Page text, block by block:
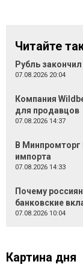
Читайте
Рубль
07.08.2026 20:04
Компания
для продавцов
07.08.2026 14:37
В
импорта
07.08.2026 14:33
Почему
банковские
07.08.2026 10:04
Картина дня